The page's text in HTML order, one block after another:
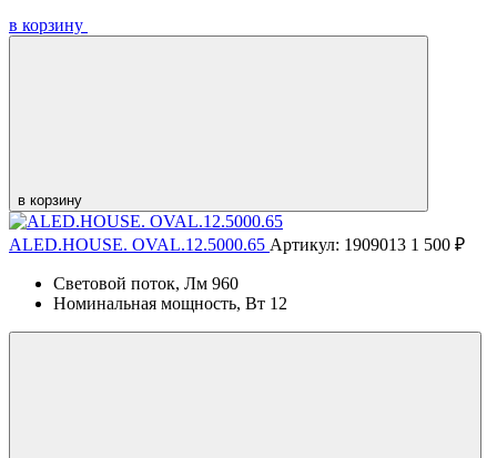
в корзину
в корзину
ALED.HOUSE. OVAL.12.5000.65 Артикул: 1909013 1 500 ₽
Световой поток, Лм 960
Номинальная мощность, Вт 12